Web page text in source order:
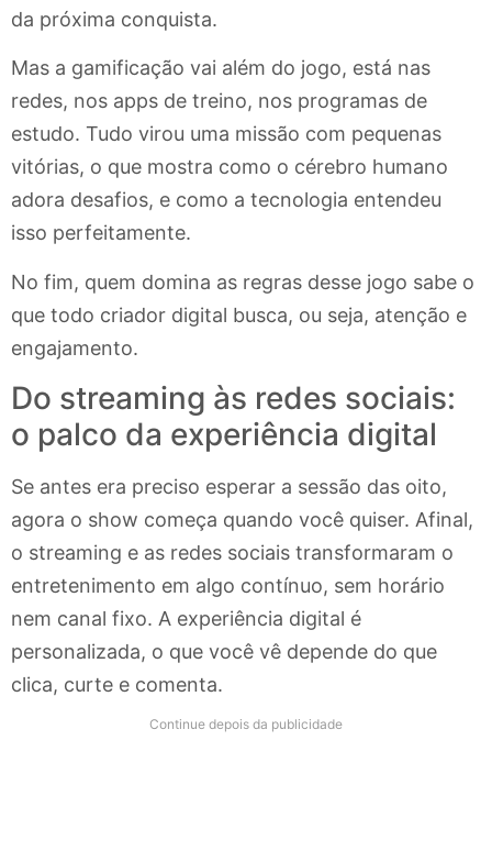
da próxima conquista.
Mas a gamificação vai além do jogo, está nas
redes, nos apps de treino, nos programas de
estudo. Tudo virou uma missão com pequenas
vitórias, o que mostra como o cérebro humano
adora desafios, e como a tecnologia entendeu
isso perfeitamente.
No fim, quem domina as regras desse jogo sabe o
que todo criador digital busca, ou seja, atenção e
engajamento.
Do streaming às redes sociais:
o palco da experiência digital
Se antes era preciso esperar a sessão das oito,
agora o show começa quando você quiser. Afinal,
o streaming e as redes sociais transformaram o
entretenimento em algo contínuo, sem horário
nem canal fixo. A experiência digital é
personalizada, o que você vê depende do que
clica, curte e comenta.
Continue depois da publicidade